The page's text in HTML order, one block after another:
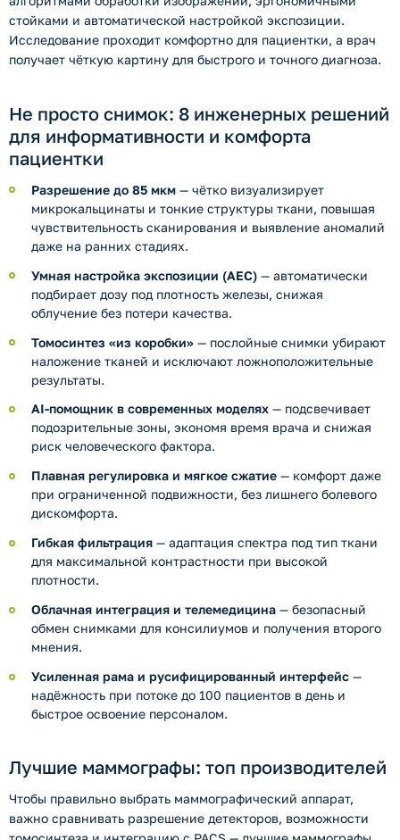
развернуть категорию
стойками и автоматической настройкой экспозиции.
Исследование проходит комфортно для пациентки, а врач
получает чёткую картину для быстрого и точного диагноза.
Не просто снимок: 8 инженерных решений
для информативности и комфорта
пациентки
Разрешение до 85 мкм — чётко визуализирует
микрокальцинаты и тонкие структуры ткани, повышая
чувствительность сканирования и выявление аномалий
даже на ранних стадиях.
Умная настройка экспозиции (AEC) — автоматически
подбирает дозу под плотность железы, снижая
облучение без потери качества.
Томосинтез «из коробки» — послойные снимки убирают
наложение тканей и исключают ложноположительные
результаты.
AI-помощник в современных моделях — подсвечивает
подозрительные зоны, экономя время врача и снижая
риск человеческого фактора.
Плавная регулировка и мягкое сжатие — комфорт даже
при ограниченной подвижности, без лишнего болевого
дискомфорта.
Гибкая фильтрация — адаптация спектра под тип ткани
для максимальной контрастности при высокой
плотности.
Облачная интеграция и телемедицина — безопасный
обмен снимками для консилиумов и получения второго
мнения.
Усиленная рама и русифицированный интерфейс —
надёжность при потоке до 100 пациентов в день и
быстрое освоение персоналом.
Лучшие маммографы: топ производителей
Чтобы правильно выбрать маммографический аппарат,
важно сравнивать разрешение детекторов, возможности